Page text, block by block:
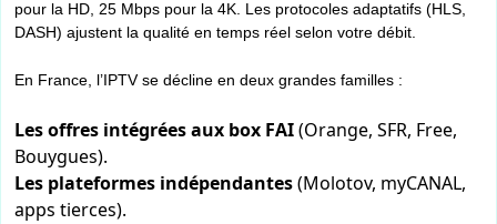
pour la HD, 25 Mbps pour la 4K. Les protocoles adaptatifs (HLS,
DASH) ajustent la qualité en temps réel selon votre débit.
En France, l’IPTV se décline en deux grandes familles :
Les offres intégrées aux box FAI(Orange, SFR, Free,
Bouygues).
Les plateformes indépendantes(Molotov, myCANAL,
apps tierces).